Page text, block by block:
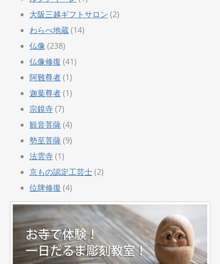
大阪三越ギフトサロン (2)
わらべ地蔵(14)
仏像 (238)
仏像修復 (41)
阿難尊者(1)
迦葉尊者(1)
宗鏡寺(7)
観音菩薩(4)
勢至菩薩(9)
法雲寺(1)
京もの認定工芸士(2)
位牌修復 (4)